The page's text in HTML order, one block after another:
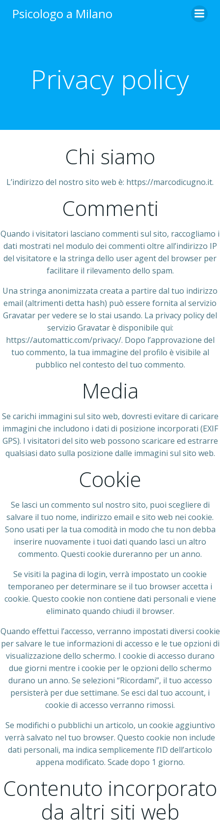
al
Psicologo a Milano
Privacy policy
Chi siamo
L’indirizzo del nostro sito web è: https://marcodicugno.it.
Commenti
Quando i visitatori lasciano commenti sul sito, raccogliamo i
dati mostrati nel modulo dei commenti oltre all’indirizzo IP
del visitatore e la stringa dello user agent del browser per
facilitare il rilevamento dello spam.
Una stringa anonimizzata creata a partire dal tuo indirizzo
email (altrimenti detta hash) può essere fornita al servizio
Gravatar per vedere se lo stai usando. La privacy policy del
servizio Gravatar è disponibile qui:
https://automattic.com/privacy/. Dopo l’approvazione del
tuo commento, la tua immagine del profilo è visibile al
pubblico nel contesto del tuo commento.
Media
Se carichi immagini sul sito web, dovresti evitare di caricare
immagini che includono i dati di posizione incorporati (EXIF
GPS). I visitatori del sito web possono scaricare ed estrarre
qualsiasi dato sulla posizione dalle immagini sul sito web.
Cookie
Se lasci un commento sul nostro sito, puoi scegliere di
salvare il tuo nome, indirizzo email e sito web nei cookie.
Sono usati per la tua comodità in modo che tu non debba
inserire nuovamente i tuoi dati quando lasci un altro
commento. Questi cookie dureranno per un anno.
Se visiti la pagina di login, verrà impostato un cookie
temporaneo per determinare se il tuo browser accetta i
cookie. Questo cookie non contiene dati personali e viene
eliminato quando chiudi il browser.
Quando effettui l’accesso, verranno impostati diversi cookie
per salvare le tue informazioni di accesso e le tue opzioni di
visualizzazione dello schermo. I cookie di accesso durano
due giorni mentre i cookie per le opzioni dello schermo
durano un anno. Se selezioni “Ricordami”, il tuo accesso
persisterà per due settimane. Se esci dal tuo account, i
cookie di accesso verranno rimossi.
Se modifichi o pubblichi un articolo, un cookie aggiuntivo
verrà salvato nel tuo browser. Questo cookie non include
dati personali, ma indica semplicemente l’ID dell’articolo
appena modificato. Scade dopo 1 giorno.
Contenuto incorporato
da altri siti web